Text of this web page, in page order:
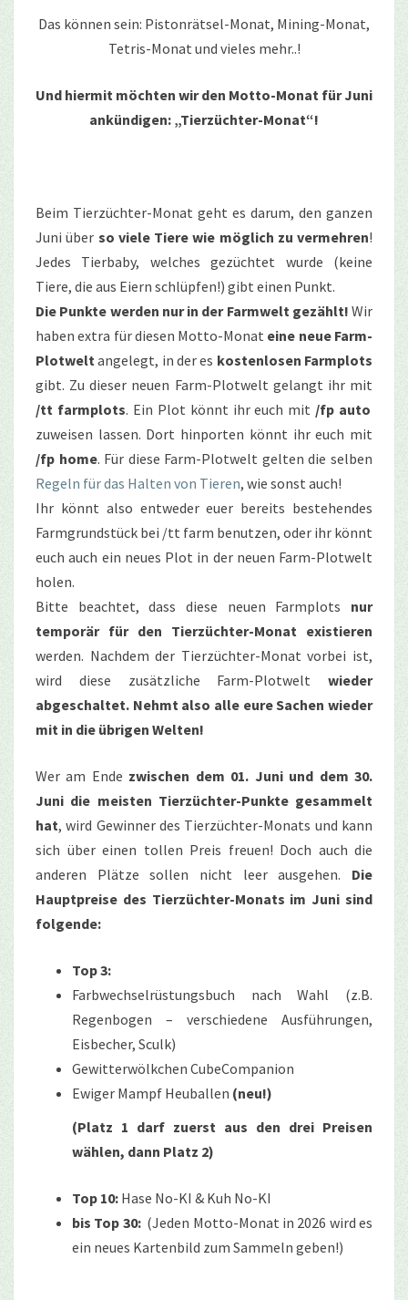
Das können sein: Pistonrätsel-Monat, Mining-Monat,
Tetris-Monat und vieles mehr..!
Und hiermit möchten wir den Motto-Monat für Juni
ankündigen: „Tierzüchter-Monat“!
Beim Tierzüchter-Monat geht es darum, den ganzen
Juni über so viele Tiere wie möglich zu vermehren!
Jedes Tierbaby, welches gezüchtet wurde (keine
Tiere, die aus Eiern schlüpfen!) gibt einen Punkt.
Die Punkte werden nur in der Farmwelt gezählt! Wir
haben extra für diesen Motto-Monat eine neue Farm-
Plotwelt angelegt, in der es kostenlosen Farmplots
gibt. Zu dieser neuen Farm-Plotwelt gelangt ihr mit
/tt farmplots. Ein Plot könnt ihr euch mit /fp auto
zuweisen lassen. Dort hinporten könnt ihr euch mit
/fp home. Für diese Farm-Plotwelt gelten die selben
Regeln für das Halten von Tieren, wie sonst auch!
Ihr könnt also entweder euer bereits bestehendes
Farmgrundstück bei /tt farm benutzen, oder ihr könnt
euch auch ein neues Plot in der neuen Farm-Plotwelt
holen.
Bitte beachtet, dass diese neuen Farmplots nur
temporär für den Tierzüchter-Monat existieren
werden. Nachdem der Tierzüchter-Monat vorbei ist,
wird diese zusätzliche Farm-Plotwelt wieder
abgeschaltet. Nehmt also alle eure Sachen wieder
mit in die übrigen Welten!
Wer am Ende zwischen dem 01. Juni und dem 30.
Juni die meisten Tierzüchter-Punkte gesammelt
hat, wird Gewinner des Tierzüchter-Monats und kann
sich über einen tollen Preis freuen! Doch auch die
anderen Plätze sollen nicht leer ausgehen. Die
Hauptpreise des Tierzüchter-Monats im Juni sind
folgende:
Top 3:
Farbwechselrüstungsbuch nach Wahl (z.B.
Regenbogen – verschiedene Ausführungen,
Eisbecher, Sculk)
Gewitterwölkchen CubeCompanion
Ewiger Mampf Heuballen (neu!)
(Platz 1 darf zuerst aus den drei Preisen
wählen, dann Platz 2)
Top 10: Hase No-KI & Kuh No-KI
bis Top 30:(Jeden Motto-Monat in 2026 wird es
ein neues Kartenbild zum Sammeln geben!)